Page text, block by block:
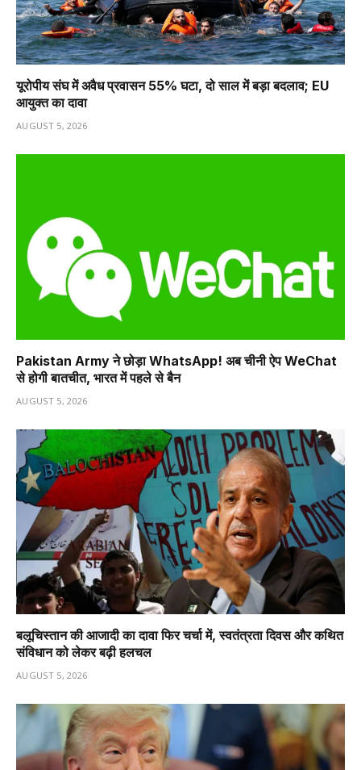
यूरोपीय संघ में अवैध प्रवासन 55% घटा, दो साल में बड़ा बदलाव; EU
आयुक्त का दावा
AUGUST 5, 2026
Pakistan Army ने छोड़ा WhatsApp! अब चीनी ऐप WeChat
से होगी बातचीत, भारत में पहले से बैन
AUGUST 5, 2026
बलूचिस्तान की आजादी का दावा फिर चर्चा में, स्वतंत्रता दिवस और कथित
संविधान को लेकर बढ़ी हलचल
AUGUST 5, 2026